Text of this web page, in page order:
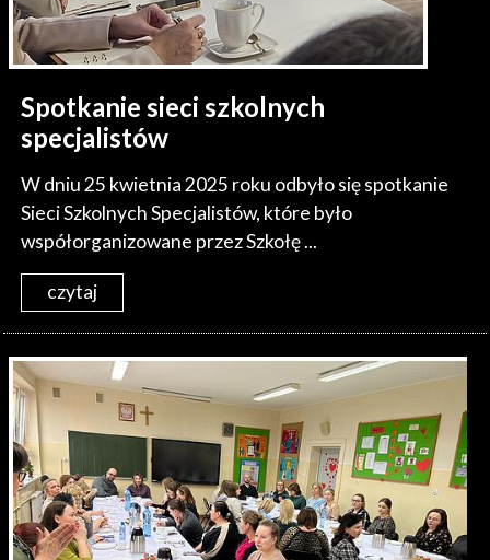
Spotkanie sieci szkolnych
specjalistów
W dniu 25 kwietnia 2025 roku odbyło się spotkanie
Sieci Szkolnych Specjalistów, które było
współorganizowane przez Szkołę ...
czytaj